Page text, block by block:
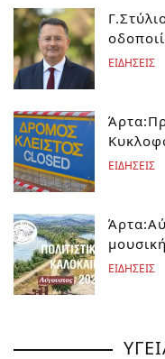
ΕΙΔΗΣΕΙΣ
ΕΙΔΗΣΕΙΣ
ΕΙΔΗΣΕΙΣ